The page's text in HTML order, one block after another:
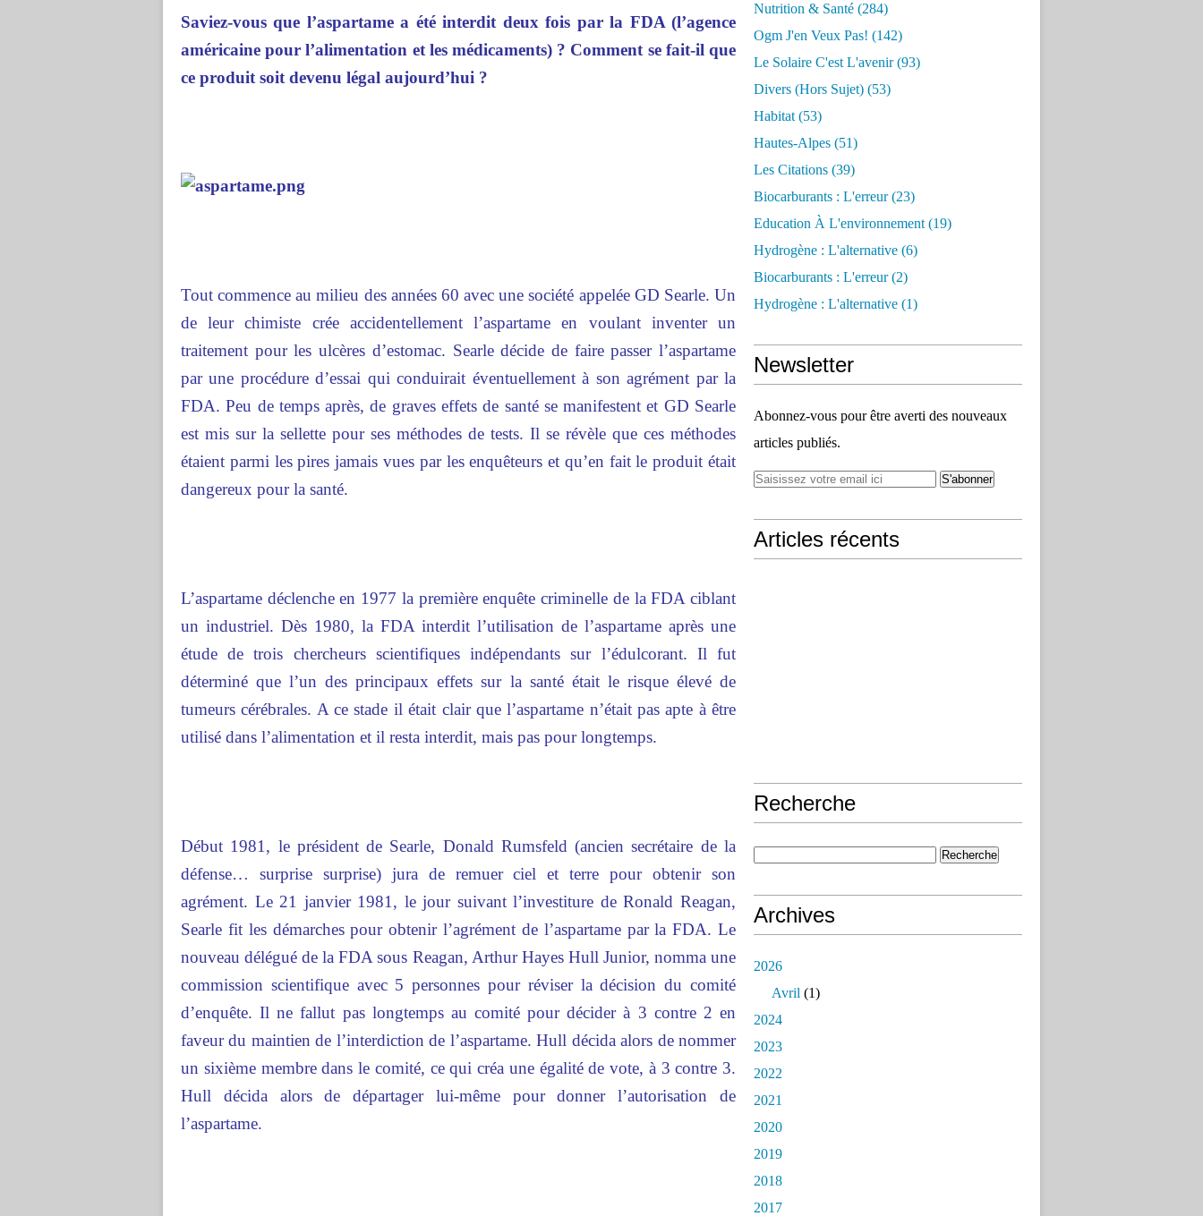
Saviez-vous que l’aspartame a été interdit deux fois par la FDA (l’agence
américaine pour l’alimentation et les médicaments) ? Comment se fait-il que
ce produit soit devenu légal aujourd’hui ?
Tout commence au milieu des années 60 avec une société appelée GD Searle. Un
de leur chimiste crée accidentellement l’aspartame en voulant inventer un
traitement pour les ulcères d’estomac. Searle décide de faire passer l’aspartame
par une procédure d’essai qui conduirait éventuellement à son agrément par la
FDA. Peu de temps après, de graves effets de santé se manifestent et GD Searle
est mis sur la sellette pour ses méthodes de tests. Il se révèle que ces méthodes
étaient parmi les pires jamais vues par les enquêteurs et qu’en fait le produit était
dangereux pour la santé.
L’aspartame déclenche en 1977 la première enquête criminelle de la FDA ciblant
un industriel. Dès 1980, la FDA interdit l’utilisation de l’aspartame après une
étude de trois chercheurs scientifiques indépendants sur l’édulcorant. Il fut
déterminé que l’un des principaux effets sur la santé était le risque élevé de
tumeurs cérébrales. A ce stade il était clair que l’aspartame n’était pas apte à être
utilisé dans l’alimentation et il resta interdit, mais pas pour longtemps.
Début 1981, le président de Searle, Donald Rumsfeld (ancien secrétaire de la
défense… surprise surprise) jura de remuer ciel et terre pour obtenir son
agrément. Le 21 janvier 1981, le jour suivant l’investiture de Ronald Reagan,
Searle fit les démarches pour obtenir l’agrément de l’aspartame par la FDA. Le
nouveau délégué de la FDA sous Reagan, Arthur Hayes Hull Junior, nomma une
commission scientifique avec 5 personnes pour réviser la décision du comité
d’enquête. Il ne fallut pas longtemps au comité pour décider à 3 contre 2 en
faveur du maintien de l’interdiction de l’aspartame. Hull décida alors de nommer
un sixième membre dans le comité, ce qui créa une égalité de vote, à 3 contre 3.
Hull décida alors de départager lui-même pour donner l’autorisation de
l’aspartame.
Nutrition & Santé (284)
Ogm J'en Veux Pas! (142)
Le Solaire C'est L'avenir(93)
Divers (hors Sujet) (53)
Habitat (53)
Hautes-Alpes (51)
Les Citations (39)
Biocarburants : L'erreur(23)
Education À L'environnement (19)
Hydrogène : L'alternative (6)
Biocarburants : L'erreur(2)
Hydrogène : L'alternative (1)
Newsletter
Abonnez-vous pour être averti des nouveaux
articles publiés.
Articles récents
Recherche
Archives
2026
Avril (1)
2024
2023
2022
2021
2020
2019
2018
2017